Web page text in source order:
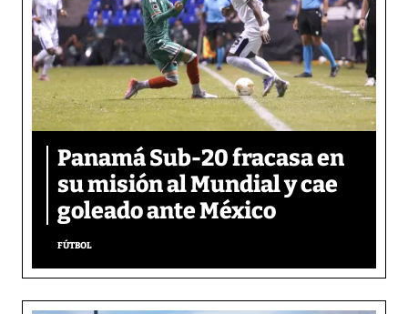
Panamá Sub-20 fracasa en
su misión al Mundial y cae
goleado ante México
FÚTBOL